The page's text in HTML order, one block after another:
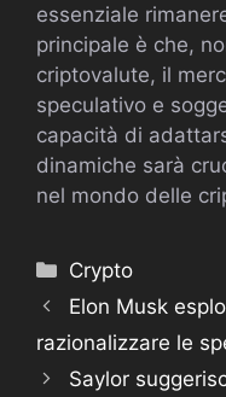
essenziale
principale è che,
criptovalute, il
speculativo e
capacità di
dinamiche sarà
nel mondo delle
Categorie
Crypto
Elon Musk
razionalizzare le
Saylor